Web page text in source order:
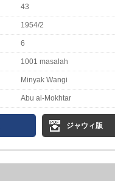
43
1954/2
6
1001 masalah
Minyak Wangi
Abu al-Mokhtar
ジャウィ版